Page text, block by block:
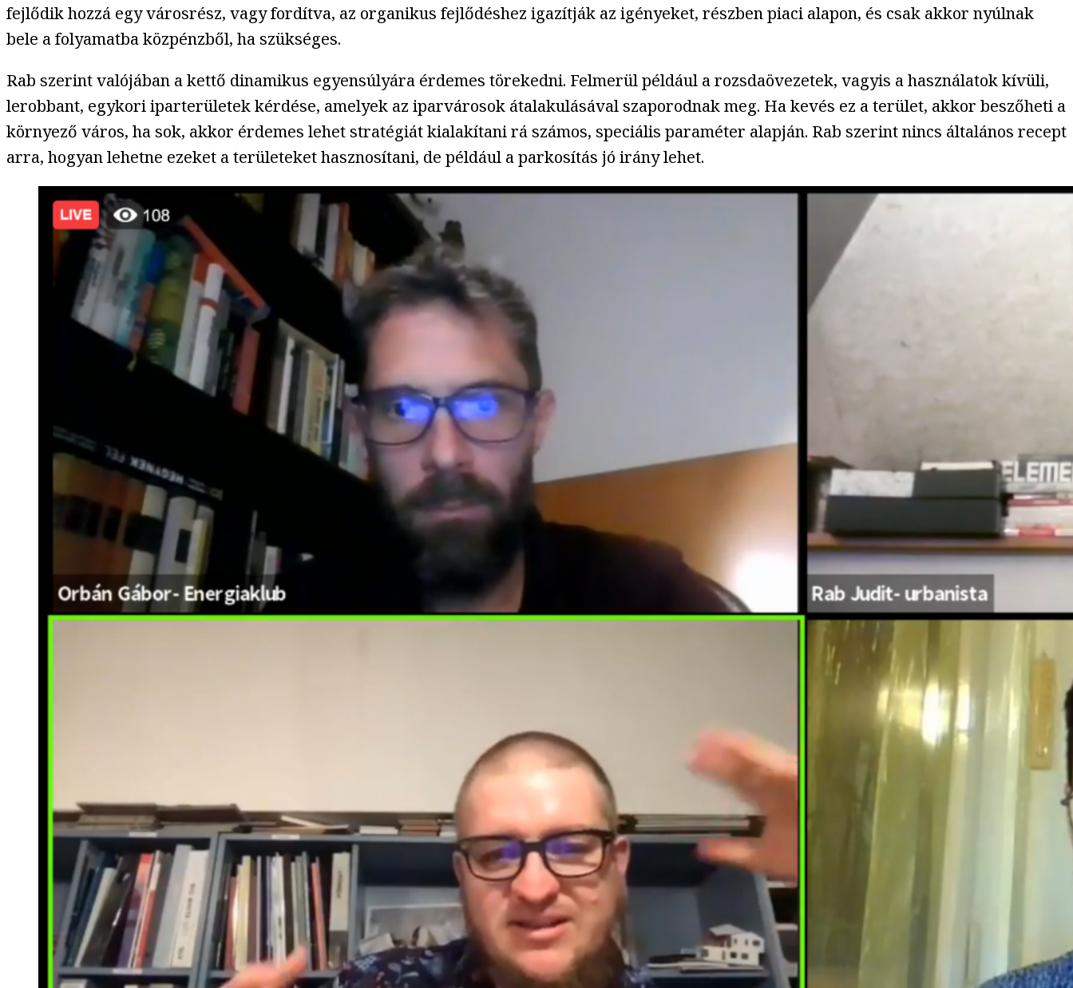
fejlődik hozzá egy városrész, vagy fordítva, az organikus fejlődéshez igazítják az igényeket, részben piaci alapon, és csak akkor nyúlnak
bele a folyamatba közpénzből, ha szükséges.
Rab szerint valójában a kettő dinamikus egyensúlyára érdemes törekedni. Felmerül például a rozsdaövezetek, vagyis a használatok kívüli,
lerobbant, egykori iparterületek kérdése, amelyek az iparvárosok átalakulásával szaporodnak meg. Ha kevés ez a terület, akkor beszőheti a
környező város, ha sok, akkor érdemes lehet stratégiát kialakítani rá számos, speciális paraméter alapján. Rab szerint nincs általános recept
arra, hogyan lehetne ezeket a területeket hasznosítani, de például a parkosítás jó irány lehet.